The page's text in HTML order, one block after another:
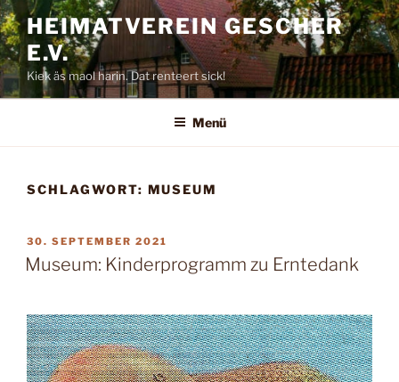
Zum
Inhalt
springen
HEIMATVEREIN GESCHER
E.V.
Kiek äs maol harin. Dat renteert sick!
Menü
SCHLAGWORT: MUSEUM
VERÖFFENTLICHT
AM
30. SEPTEMBER 2021
Museum: Kinderprogramm zu Erntedank